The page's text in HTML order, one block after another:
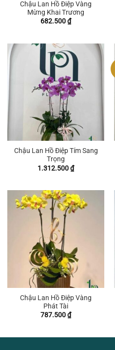
Chậu Lan Hồ Điệp Vàng
Mừng Khai Trương
682.500₫
Chậu Lan Hồ Điệp Tím Sang
Trọng
1.312.500₫
Chậu Lan Hồ Điệp Vàng
Phát Tài
787.500₫